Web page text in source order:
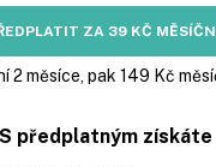
ZA 39 KČ
2 měsíce, pak 149 Kč
S předplatným získáte